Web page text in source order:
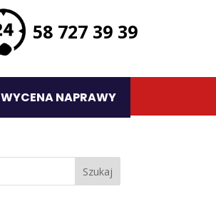
58 727 39 39
WYCENA NAPRAWY